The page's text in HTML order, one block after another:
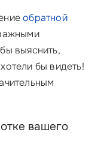
обратной
выяснить,
бы видеть!
вашего